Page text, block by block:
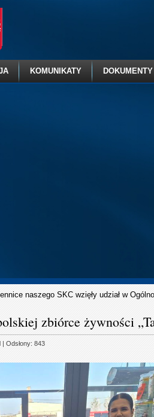
KOMUNIKATY DOKUMENTY
naszego SKC wzięły udział w
zbiórce żywności
| Odsłony: 843